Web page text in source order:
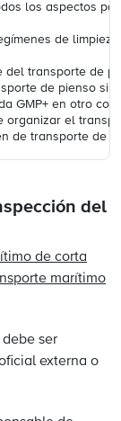
los aspectos
de
del transporte de
de pienso si
GMP+ en otro
organizar el
de transporte de
del
de corta
marítimo
ser
externa o